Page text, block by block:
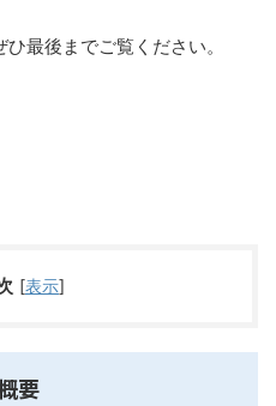
最後までご覧ください。
[表示]
要